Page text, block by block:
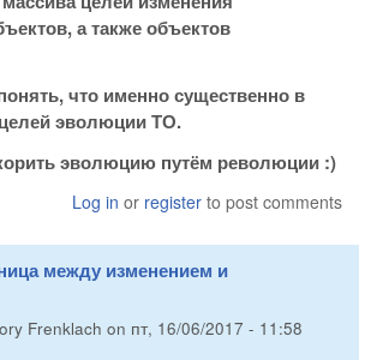
а также объектов
что именно существенно в
эволюции ТО.
эволюцию путём революции :)
Log in or register to post comments
между изменением и
Frenklach on пт, 16/06/2017 - 11:58